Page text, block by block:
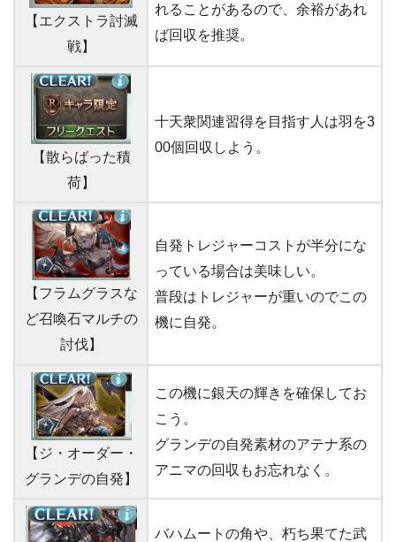
【エクストラ討滅
戦】
れることがあるので、余裕があれ
ば回収を推奨。
【散らばった積
荷】
十天衆関連習得を目指す人は羽を3
00個回収しよう。
【フラムグラスな
ど召喚石マルチの
討伐】
自発トレジャーコストが半分にな
っている場合は美味しい。
普段はトレジャーが重いのでこの
機に自発。
【ジ・オーダー・
グランデの自発】
この機に銀天の輝きを確保してお
こう。
グランデの自発素材のアテナ系の
アニマの回収もお忘れなく。
バハムートの角や、朽ち果てた武